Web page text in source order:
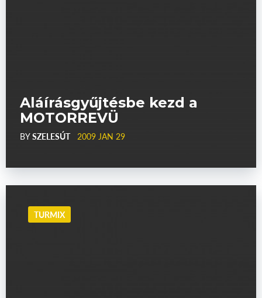
Aláírásgyűjtésbe kezd a
MOTORREVÜ
BYSZELESÚT 2009 JAN 29
TURMIX